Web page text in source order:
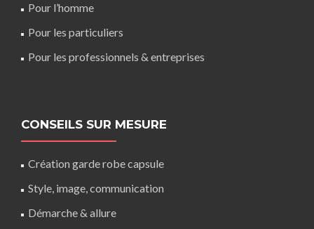
Pour l’homme
Pour les particuliers
Pour les professionnels & entreprises
CONSEILS SUR MESURE
Création garde robe capsule
Style, image, communication
Démarche & allure